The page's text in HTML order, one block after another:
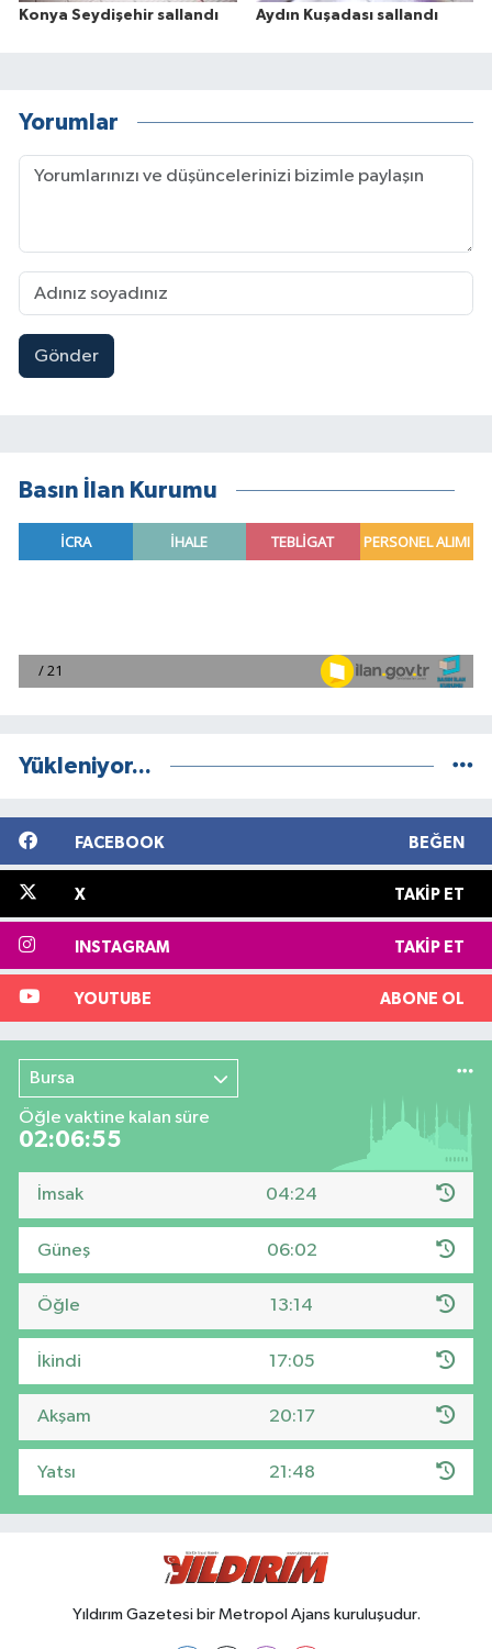
Konya Seydişehir sallandı Aydın Kuşadası sallandı
Yorumlar
Gönder
Basın İlan Kurumu
Yükleniyor...
FACEBOOK BEĞEN
X TAKIP ET
INSTAGRAM TAKIP ET
YOUTUBE ABONE OL
Bursa
Öğle vaktine kalan süre
02:06:54
İmsak 04:24
Güneş 06:02
Öğle 13:14
İkindi 17:05
Akşam 20:17
Yatsı 21:48
Yıldırım Gazetesi bir Metropol Ajans kuruluşudur.